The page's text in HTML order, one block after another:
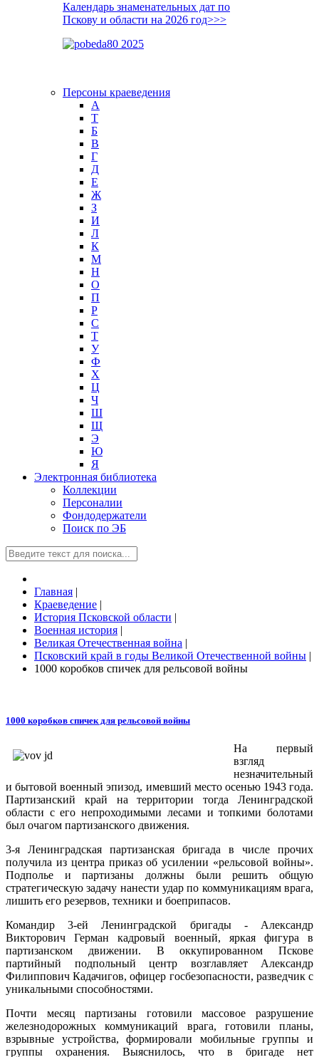
Календарь знаменательных дат по
Пскову и области на 2026 год>>>
Персоны краеведения
А
T
Б
В
Г
Д
Е
Ж
З
И
Л
К
М
Н
О
П
Р
С
Т
У
Ф
Х
Ц
Ч
Ш
Щ
Э
Ю
Я
Электронная библиотека
Коллекции
Персоналии
Фондодержатели
Поиск по ЭБ
Главная |
Краеведение |
История Псковской области |
Военная история |
Великая Отечественная война |
Псковский край в годы Великой Отечественной войны |
1000 коробков спичек для рельсовой войны
1000 коробков спичек для рельсовой войны
На первый
взгляд
незначительный
и бытовой военный эпизод, имевший место осенью 1943 года.
Партизанский край на территории тогда Ленинградской
области с его непроходимыми лесами и топкими болотами
был очагом партизанского движения.
3-я Ленинградская партизанская бригада в числе прочих
получила из центра приказ об усилении «рельсовой войны».
Подполье и партизаны должны были решить общую
стратегическую задачу нанести удар по коммуникациям врага,
лишить его резервов, техники и боеприпасов.
Командир 3-ей Ленинградской бригады - Александр
Викторович Герман кадровый военный, яркая фигура в
партизанском движении. В оккупированном Пскове
партийный подпольный центр возглавляет Александр
Филиппович Кадачигов, офицер госбезопасности, разведчик с
уникальными способностями.
Почти месяц партизаны готовили массовое разрушение
железнодорожных коммуникаций врага, готовили планы,
взрывные устройства, формировали мобильные группы и
группы охранения. Выяснилось, что в бригаде нет